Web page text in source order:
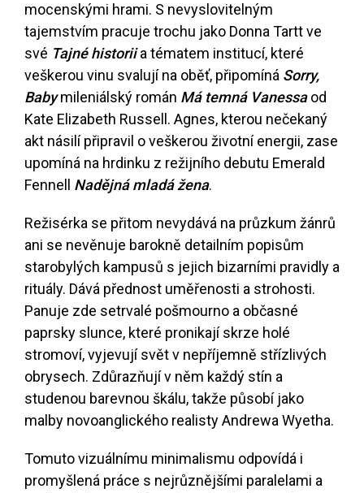
mocenskými hrami. S nevyslovitelným
tajemstvím pracuje trochu jako Donna Tartt ve
své Tajné historii a tématem institucí, které
veškerou vinu svalují na oběť, připomíná Sorry,
Babymileniálský román Má temná Vanessaod
Kate Elizabeth Russell. Agnes, kterou nečekaný
akt násilí připravil o veškerou životní energii, zase
upomíná na hrdinku z režijního debutu Emerald
Fennell Nadějná mladá žena.
Režisérka se přitom nevydává na průzkum žánrů
ani se nevěnuje barokně detailním popisům
starobylých kampusů s jejich bizarními pravidly a
rituály. Dává přednost uměřenosti a strohosti.
Panuje zde setrvalé pošmourno a občasné
paprsky slunce, které pronikají skrze holé
stromoví, vyjevují svět v nepříjemně střízlivých
obrysech. Zdůrazňují v něm každý stín a
studenou barevnou škálu, takže působí jako
malby novoanglického realisty Andrewa Wyetha.
Tomuto vizuálnímu minimalismu odpovídá i
promyšlená práce s nejrůznějšími paralelami a